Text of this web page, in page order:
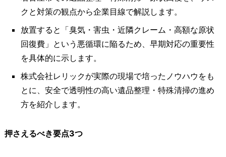
クと対策の観点から企業目線で解説します。
放置すると「臭気・害虫・近隣クレーム・高額な原状
回復費」という悪循環に陥るため、早期対応の重要性
を具体的に示します。
株式会社レリックが実際の現場で培ったノウハウをも
とに、安全で透明性の高い遺品整理・特殊清掃の進め
方を紹介します。
押さえるべき要点3つ